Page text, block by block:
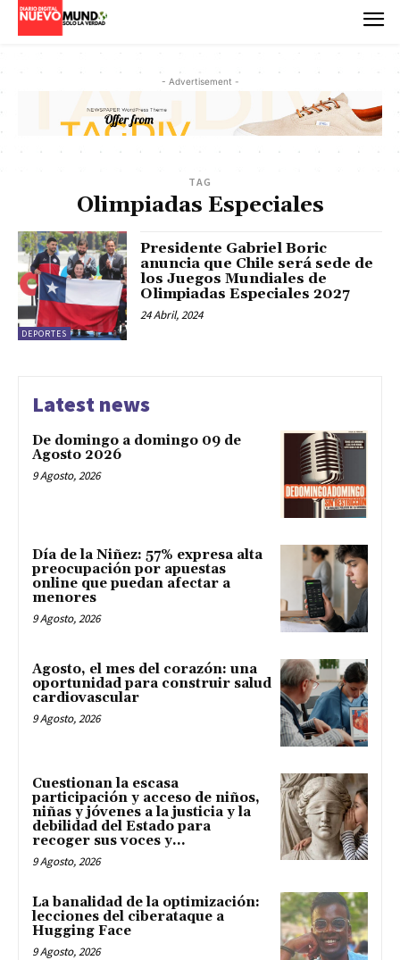
- Advertisement -
TAG
Olimpiadas Especiales
DEPORTES
Presidente Gabriel Boric
anuncia que Chile será sede de
los Juegos Mundiales de
Olimpiadas Especiales 2027
24 Abril, 2024
Latest news
De domingo a domingo 09 de
Agosto 2026
9 Agosto, 2026
Día de la Niñez: 57% expresa alta
preocupación por apuestas
online que puedan afectar a
menores
9 Agosto, 2026
Agosto, el mes del corazón: una
oportunidad para construir salud
cardiovascular
9 Agosto, 2026
Cuestionan la escasa
participación y acceso de niños,
niñas y jóvenes a la justicia y la
debilidad del Estado para
recoger sus voces y...
9 Agosto, 2026
La banalidad de la optimización:
lecciones del ciberataque a
Hugging Face
9 Agosto, 2026